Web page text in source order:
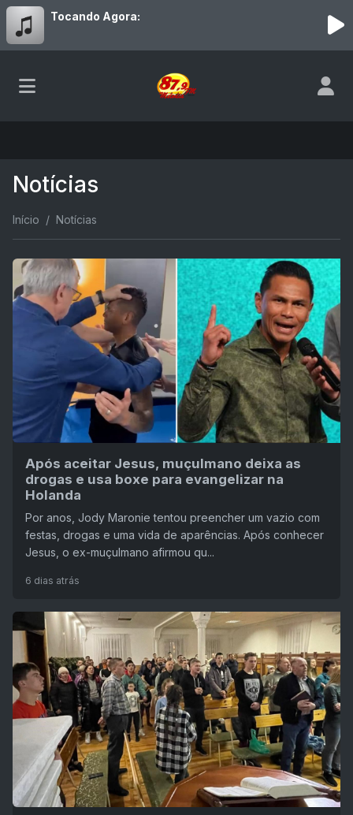
Tocando Agora:
Notícias
Início Notícias
Após aceitar Jesus, muçulmano deixa as
drogas e usa boxe para evangelizar na
Holanda
Por anos, Jody Maronie tentou preencher um vazio com
festas, drogas e uma vida de aparências. Após conhecer
Jesus, o ex-muçulmano afirmou qu...
6 dias atrás